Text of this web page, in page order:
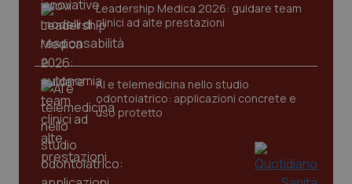
Leadership Medica 2026: guidare team
clinici ad alte prestazioni
AI e telemedicina nello studio
odontoiatrico: applicazioni concrete e
uso protetto
CookieScriptConsent